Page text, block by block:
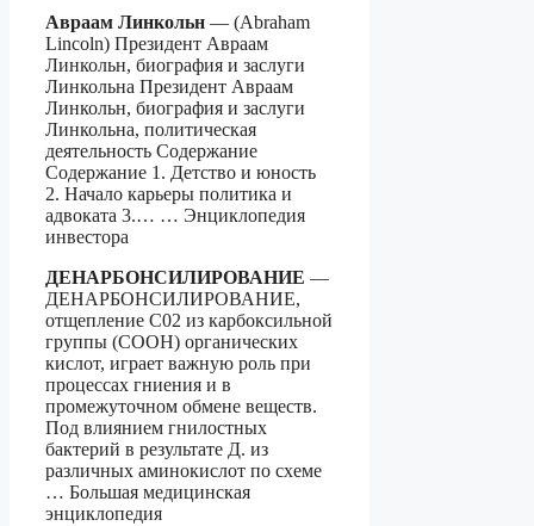
Авраам Линкольн — (Abraham
Lincoln) Президент Авраам
Линкольн, биография и заслуги
Линкольна Президент Авраам
Линкольн, биография и заслуги
Линкольна, политическая
деятельность Содержание
Содержание 1. Детство и юность
2. Начало карьеры политика и
адвоката 3.… … Энциклопедия
инвестора
ДЕНАРБОНСИЛИРОВАНИЕ —
ДЕНАРБОНСИЛИРОВАНИЕ,
отщепление C02 из карбоксильной
группы (СООН) органических
кислот, играет важную роль при
процессах гниения и в
промежуточном обмене веществ.
Под влиянием гнилостных
бактерий в результате Д. из
различных аминокислот по схеме
… Большая медицинская
энциклопедия